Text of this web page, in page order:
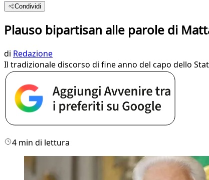
Condividi
Plauso bipartisan alle parole di
di Redazione
Il tradizionale discorso di fine anno del capo dello
4 min di lettura